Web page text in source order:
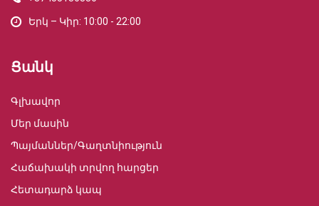
Երկ – Կիր: 10:00 - 22:00
Ցանկ
Գլխավոր
Մեր մասին
Պայմաններ/Գաղտնիություն
Հաճախակի տրվող հարցեր
Հետադարձ կապ